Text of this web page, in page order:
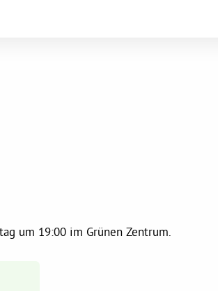
um 19:00 im Grünen Zentrum.